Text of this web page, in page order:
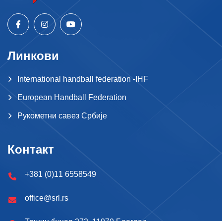
Линкови
International handball federation -IHF
European Handball Federation
Рукометни савез Србије
Контакт
+381 (0)11 6558549
office@srl.rs